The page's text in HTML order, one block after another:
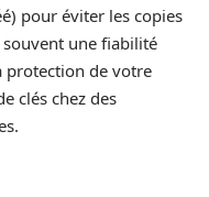
pour éviter les copies
une fiabilité
protection de votre
clés chez des